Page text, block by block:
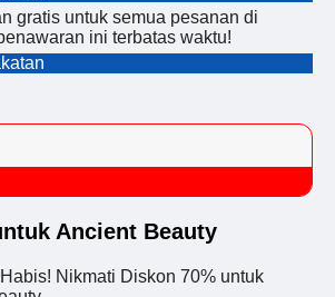
gratis untuk semua pesanan di
ini terbatas waktu!
Ancient Beauty
Nikmati Diskon 70% untuk